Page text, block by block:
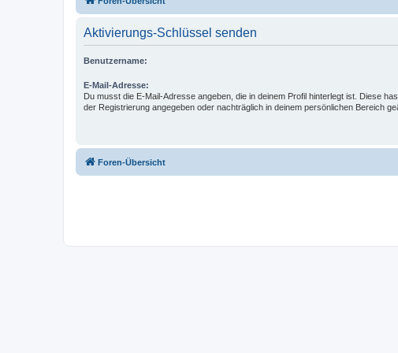
Aktivierungs-Schlüssel senden
Benutzername:
E-Mail-Adresse:
Du musst die E-Mail-Adresse angeben, die in deinem Profil hinterlegt ist. Diese
der Registrierung angegeben oder nachträglich in deinem persönlichen Bereich
Foren-Übersicht